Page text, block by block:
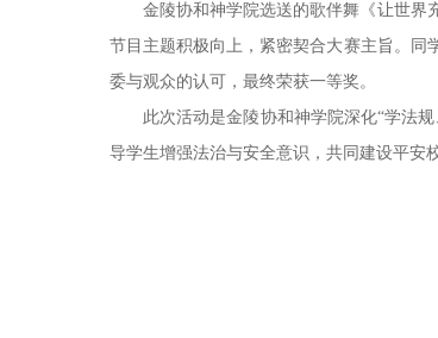
金陵协和神学院选送的歌伴舞《让世界
节目主题积极向上，紧密契合大赛主旨。同
委与观众的认可，最终荣获一等奖。
此次活动是金陵协和神学院深化“学法
导学生增强法治与安全意识，共同建设平安校